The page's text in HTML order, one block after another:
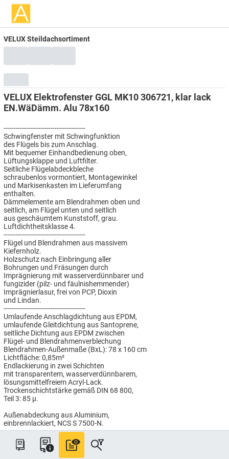
VELUX Steildachsortiment
VELUX Elektrofenster GGL MK10 306721, klar lack
EN.WäDämm. Alu 78x160
----------------------------------------
Schwingfenster mit Schwingfunktion
des Flügels bis zum Anschlag.
Mit bequemer Einhandbedienung oben,
Lüftungsklappe und Luftfilter.
Seitliche Flügelabdeckbleche
schraubenlos vormontiert, Montagewinkel
und Markisenkasten im Lieferumfang
enthalten.
Dämmelemente am Blendrahmen oben und
seitlich, am Flügel unten und seitlich
aus geschäumtem Kunststoff, grau.
Luftdichtheitsklasse 4.
----------------------------------------
Flügel und Blendrahmen aus massivem
Kiefernholz.
Holzschutz nach Einbringung aller
Bohrungen und Fräsungen durch
Imprägnierung mit wasserverdünnbarer und
fungizider (pilz- und fäulnishemmender)
Imprägnierlasur, frei von PCP, Dioxin
und Lindan.
----------------------------------------
Umlaufende Anschlagdichtung aus EPDM,
umlaufende Gleitdichtung aus Santoprene,
seitliche Dichtung aus EPDM zwischen
Flügel- und Blendrahmenverblechung
Blendrahmen-Außenmaße (BxL): 78 x 160 cm
Lichtfläche: 0,85m²
Endlackierung in zwei Schichten
mit transparentem, wasserverdünnbarem,
lösungsmittelfreiem Acryl-Lack.
Trockenschichtstärke gemäß DIN 68 800,
Teil 3: 85 µ.
Außenabdeckung aus Aluminium,
einbrennlackiert, NCS S 7500-N.
----------------------------------------
ENERGIE WÄRMEDÄMMUNG Verglasung
Passivhaus tauglich, für besonders
hohen Wärmeschutz: Uw = 0,86 W/(m²K),